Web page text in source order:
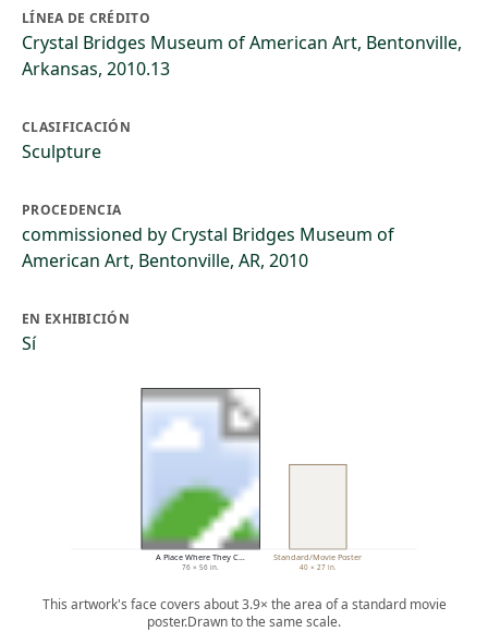
LÍNEA DE CRÉDITO
Crystal Bridges Museum of American Art, Bentonville,
Arkansas, 2010.13
CLASIFICACIÓN
Sculpture
PROCEDENCIA
commissioned by Crystal Bridges Museum of
American Art, Bentonville, AR, 2010
EN EXHIBICIÓN
Sí
A Place Where They C…
76 × 56 in.
Standard/Movie Poster
40 × 27 in.
This artwork's face covers about 3.9× the area of a standard movie
poster.Drawn to the same scale.